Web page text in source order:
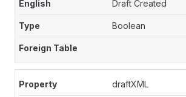
Draft Created
Boolean
draftXML